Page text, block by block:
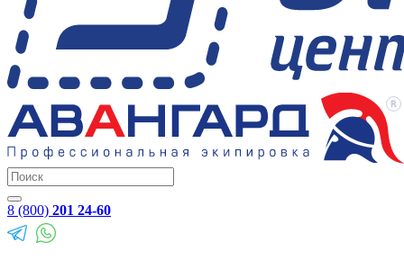
8 (800) 201 24-60